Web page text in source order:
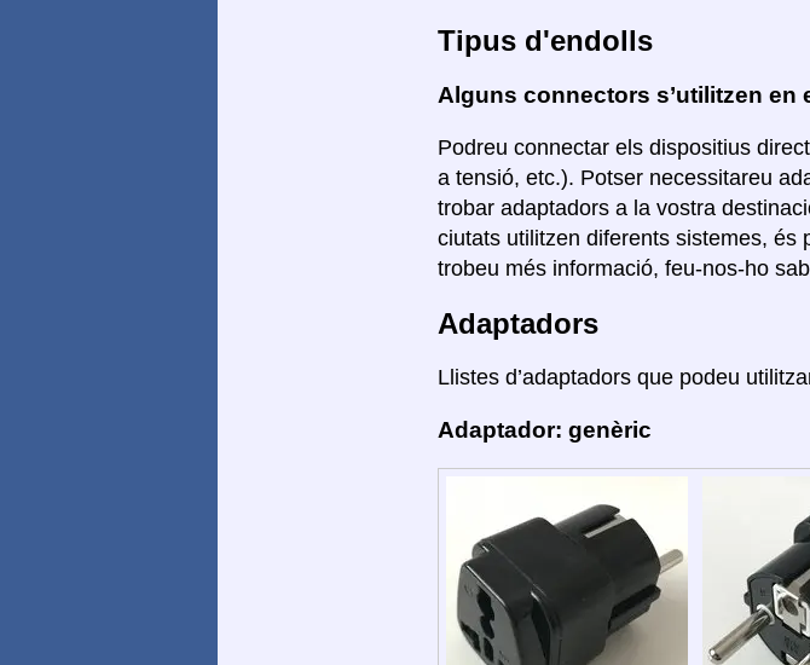
Tipus d'endolls
Alguns connectors s’utilitzen en
Podreu connectar els dispositius
a tensió, etc.). Potser necessitareu
trobar adaptadors a la vostra
ciutats utilitzen diferents sistemes, és
trobeu més informació, feu-nos-ho
Adaptadors
Llistes d’adaptadors que podeu
Adaptador: genèric